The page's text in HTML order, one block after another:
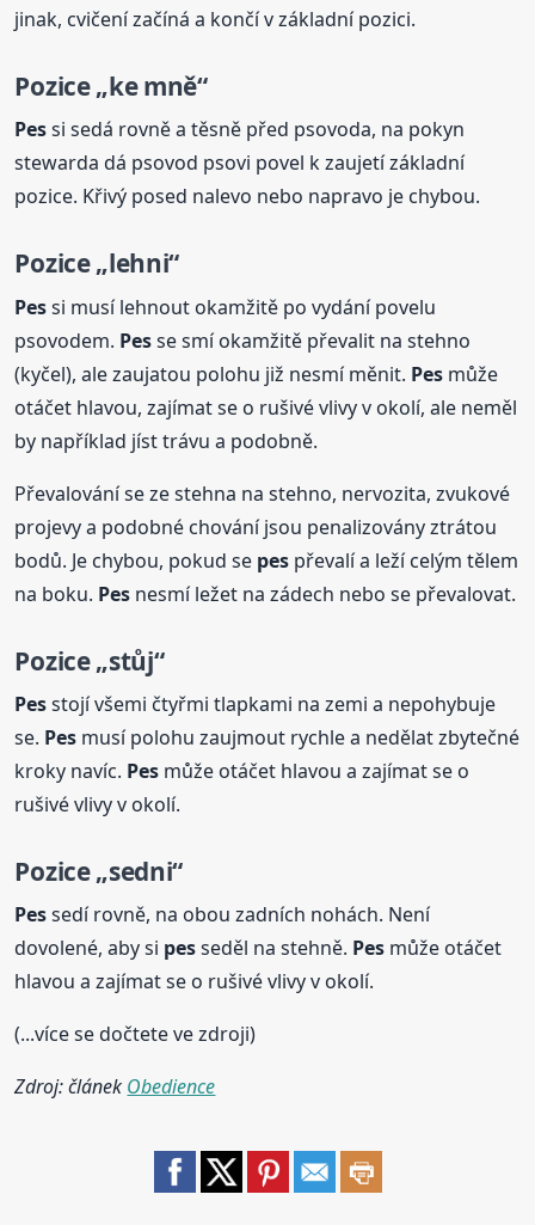
jinak, cvičení začíná a končí v základní pozici.
Pozice „ke mně“
Pessi sedá rovně a těsně před psovoda, na pokyn
stewarda dá psovod psovi povel k zaujetí základní
pozice. Křivý posed nalevo nebo napravo je chybou.
Pozice „lehni“
Pessi musí lehnout okamžitě po vydání povelu
psovodem. Pesse smí okamžitě převalit na stehno
(kyčel), ale zaujatou polohu již nesmí měnit. Pes může
otáčet hlavou, zajímat se o rušivé vlivy v okolí, ale neměl
by například jíst trávu a podobně.
Převalování se ze stehna na stehno, nervozita, zvukové
projevy a podobné chování jsou penalizovány ztrátou
bodů. Je chybou, pokud se pes převalí a leží celým tělem
na boku. Pes nesmí ležet na zádech nebo se převalovat.
Pozice „stůj“
Pesstojí všemi čtyřmi tlapkami na zemi a nepohybuje
se. Pes musí polohu zaujmout rychle a nedělat zbytečné
kroky navíc. Pes může otáčet hlavou a zajímat se o
rušivé vlivy v okolí.
Pozice „sedni“
Pessedí rovně, na obou zadních nohách. Není
dovolené, aby si pesseděl na stehně. Pes může otáčet
hlavou a zajímat se o rušivé vlivy v okolí.
(...více se dočtete ve zdroji)
Zdroj: článek Obedience